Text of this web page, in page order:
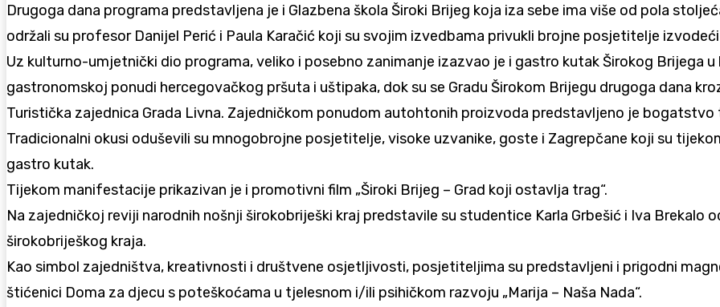
Drugoga dana programa predstavljena je i Glazbena škola Široki Brijeg koja iza sebe ima više od pola
održali su profesor Danijel Perić i Paula Karačić koji su svojim izvedbama privukli brojne posjetitelje
Uz kulturno-umjetnički dio programa, veliko i posebno zanimanje izazvao je i gastro kutak Širokog Brijega
gastronomskoj ponudi hercegovačkog pršuta i uštipaka, dok su se Gradu Širokom Brijegu drugoga dana
Turistička zajednica Grada Livna. Zajedničkom ponudom autohtonih proizvoda predstavljeno je
Tradicionalni okusi oduševili su mnogobrojne posjetitelje, visoke uzvanike, goste i Zagrepčane koji su
gastro kutak.
Tijekom manifestacije prikazivan je i promotivni film „Široki Brijeg – Grad koji ostavlja trag“.
Na zajedničkoj reviji narodnih nošnji širokobriješki kraj predstavile su studentice Karla Grbešić i Iva Brekalo
širokobriješkog kraja.
Kao simbol zajedništva, kreativnosti i društvene osjetljivosti, posjetiteljima su predstavljeni i prigodni
štićenici Doma za djecu s poteškoćama u tjelesnom i/ili psihičkom razvoju „Marija – Naša Nada“.